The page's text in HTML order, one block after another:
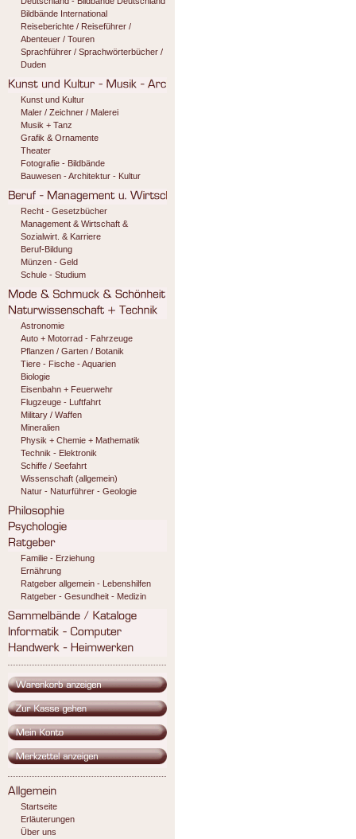
Bildbände International
Reiseberichte / Reiseführer /
Abenteuer / Touren
Sprachführer / Sprachwörterbücher /
Duden
Kunst und Kultur
Maler / Zeichner / Malerei
Musik + Tanz
Grafik & Ornamente
Theater
Fotografie - Bildbände
Bauwesen - Architektur - Kultur
Recht - Gesetzbücher
Management & Wirtschaft &
Sozialwirt. & Karriere
Beruf-Bildung
Münzen - Geld
Schule - Studium
Astronomie
Auto + Motorrad - Fahrzeuge
Pflanzen / Garten / Botanik
Tiere - Fische - Aquarien
Biologie
Eisenbahn + Feuerwehr
Flugzeuge - Luftfahrt
Military / Waffen
Mineralien
Physik + Chemie + Mathematik
Technik - Elektronik
Schiffe / Seefahrt
Wissenschaft (allgemein)
Natur - Naturführer - Geologie
Familie - Erziehung
Ernährung
Ratgeber allgemein - Lebenshilfen
Ratgeber - Gesundheit - Medizin
Startseite
Erläuterungen
Über uns